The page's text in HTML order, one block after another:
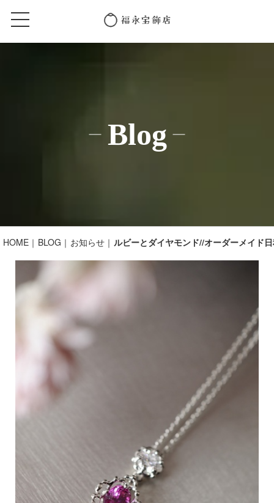
Blog
HOME BLOG お知らせ ルビーとダイヤモンド//オーダーメイド